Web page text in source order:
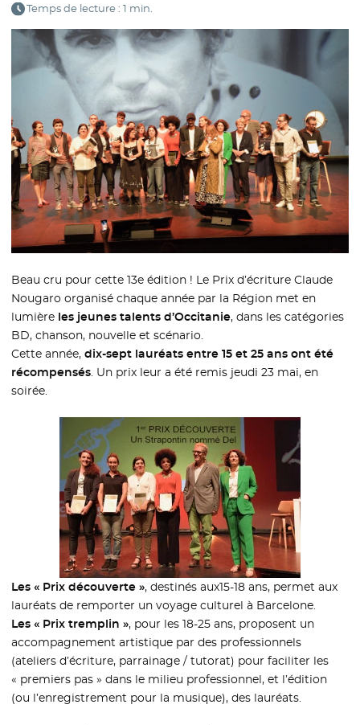
Temps de lecture : 1 min.
Beau cru pour cette 13e édition ! Le Prix d’écriture Claude
Nougaro organisé chaque année par la Région met en
lumière les jeunes talents d’Occitanie, dans les catégories
BD, chanson, nouvelle et scénario.
Cette année,dix-sept lauréats entre 15 et 25 ans ont été
récompensés. Un prix leur a été remis jeudi 23 mai, en
soirée.
Les « Prix découverte », destinés aux15-18 ans, permet aux
lauréats de remporter un voyage culturel à Barcelone.
Les « Prix tremplin », pour les 18-25 ans, proposent un
accompagnement artistique par des professionnels
(ateliers d’écriture, parrainage / tutorat) pour faciliter les
« premiers pas » dans le milieu professionnel, et l’édition
(ou l’enregistrement pour la musique), des lauréats.